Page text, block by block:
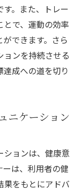
プランの提示
ポートの重要
と栄養管理
クゼーション
続的な改善プ
ルジム活用法
。また、トレー
で、運動の効率
できます。さら
ョンを持続させる
成への道を切り
ニケーション
ションは、健康意
は、利用者の健
果をもとにアドバ